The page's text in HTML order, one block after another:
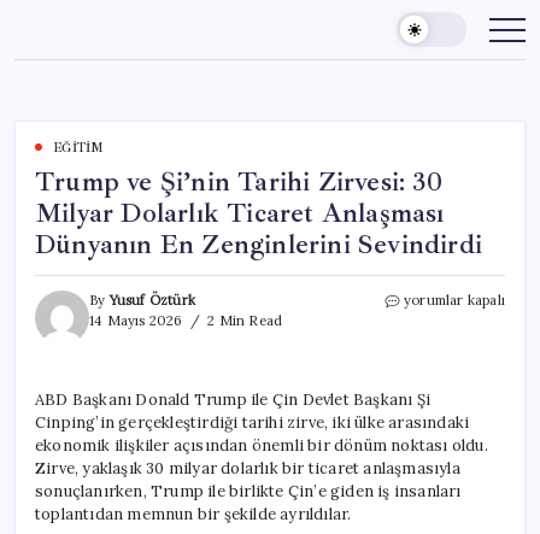
content
EĞITIM
Trump ve Şi’nin Tarihi Zirvesi: 30
Milyar Dolarlık Ticaret Anlaşması
Dünyanın En Zenginlerini Sevindirdi
ByYusuf Öztürk
14 Mayıs 2026
2 Min Read
Trump
30
Milyar
Dolarlık
Ticaret
Anlaşması
yorumlar kapalı
ABD Başkanı Donald Trump ile Çin Devlet Başkanı Şi
Cinping’in gerçekleştirdiği tarihi zirve, iki ülke arasındaki
ekonomik ilişkiler açısından önemli bir dönüm noktası oldu.
Zirve, yaklaşık 30 milyar dolarlık bir ticaret anlaşmasıyla
sonuçlanırken, Trump ile birlikte Çin’e giden iş insanları
toplantıdan memnun bir şekilde ayrıldılar.